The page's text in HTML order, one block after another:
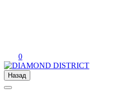
0
Назад